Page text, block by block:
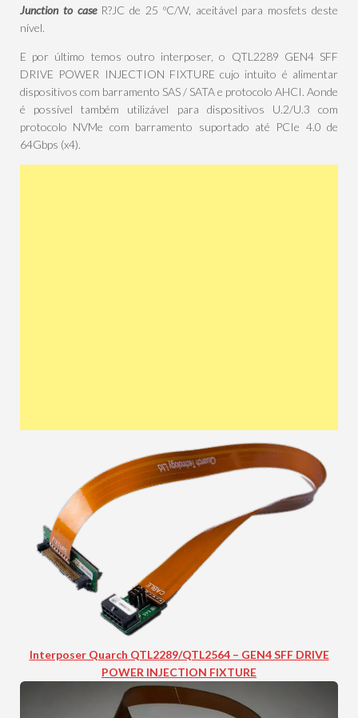
Junction to caseR?JC de 25 ºC/W, aceitável para mosfets deste
nível.
E por último temos outro interposer, o QTL2289 GEN4 SFF
DRIVE POWER INJECTION FIXTURE cujo intuito é alimentar
dispositivos com barramento SAS / SATA e protocolo AHCI. Aonde
é possível também utilizável para dispositivos U.2/U.3 com
protocolo NVMe com barramento suportado até PCIe 4.0 de
64Gbps (x4).
Interposer Quarch QTL2289/QTL2564 – GEN4 SFF DRIVE
POWER INJECTION FIXTURE